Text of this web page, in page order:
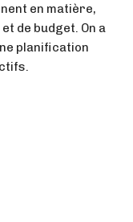
en matière,
de budget. On a
planification